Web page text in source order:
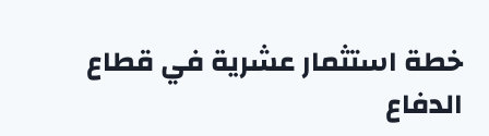
خطة استثمار عشرية في قطاع
الدفاع